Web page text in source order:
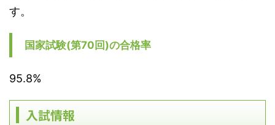
す。
国家試験(第70回)の合格率
95.8%
入試情報